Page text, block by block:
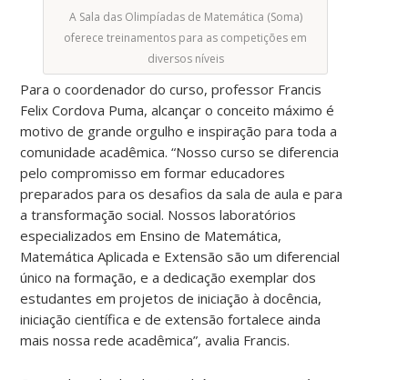
A Sala das Olimpíadas de Matemática (Soma)
oferece treinamentos para as competições em
diversos níveis
Para o coordenador do curso, professor Francis
Felix Cordova Puma, alcançar o conceito máximo é
motivo de grande orgulho e inspiração para toda a
comunidade acadêmica. “Nosso curso se diferencia
pelo compromisso em formar educadores
preparados para os desafios da sala de aula e para
a transformação social. Nossos laboratórios
especializados em Ensino de Matemática,
Matemática Aplicada e Extensão são um diferencial
único na formação, e a dedicação exemplar dos
estudantes em projetos de iniciação à docência,
iniciação científica e de extensão fortalece ainda
mais nossa rede acadêmica”, avalia Francis.